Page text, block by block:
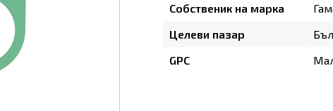
Собственик на марка
Целеви пазар
GPC